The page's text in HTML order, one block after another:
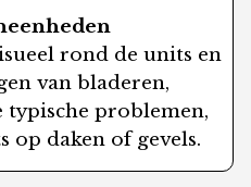
rond de units en
van bladeren,
typische problemen,
daken of gevels.